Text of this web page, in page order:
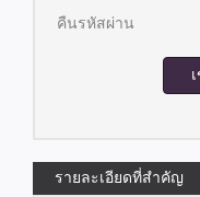
คืนรหัสผ่าน
รายละเอียดที่สำคัญ